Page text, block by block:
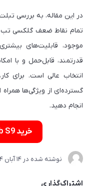
در این مقاله، به بررسی
موجود، قابلیت‌های
قدرتمند، قابل‌حمل و با
انتخاب عالی است. برای
گسترده‌ای از ویژگی‌ها
انجام دهید.
خرید Samsung Galaxy Tab S9
نوشته شده در 14 آبان 1404
اشتراک‌گذاری